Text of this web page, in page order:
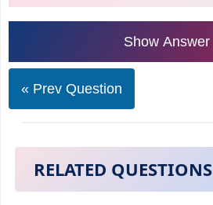
Show Answer
« Prev Question
RELATED QUESTIONS